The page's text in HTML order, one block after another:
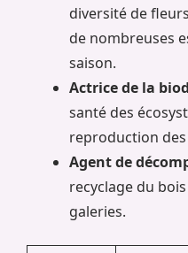
diversité de
de nombreuses
saison.
Actrice de la
santé des
reproduction
Agent de
recyclage du
galeries.